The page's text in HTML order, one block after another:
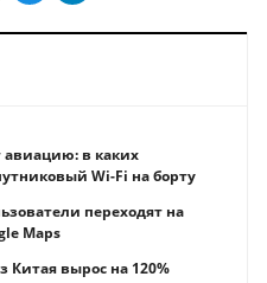
авиацию: в каких
Wi-Fi на борту
переходят на
Maps
Китая вырос на 120%